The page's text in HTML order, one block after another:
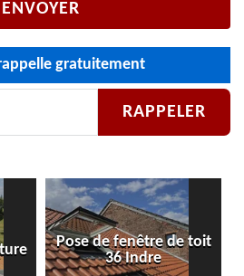
gratuitement
Pose de fenêtre de toit
36 Indre